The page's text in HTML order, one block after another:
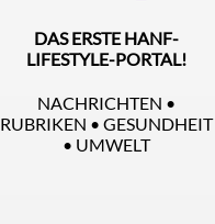
DAS ERSTE HANF-
LIFESTYLE-PORTAL!
NACHRICHTEN •
RUBRIKEN • GESUNDHEIT
• UMWELT